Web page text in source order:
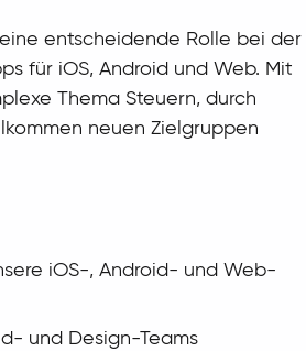
entscheidende Rolle bei der
für iOS, Android und Web. Mit
Thema Steuern, durch
neuen Zielgruppen
iOS-, Android- und Web-
und Design-Teams